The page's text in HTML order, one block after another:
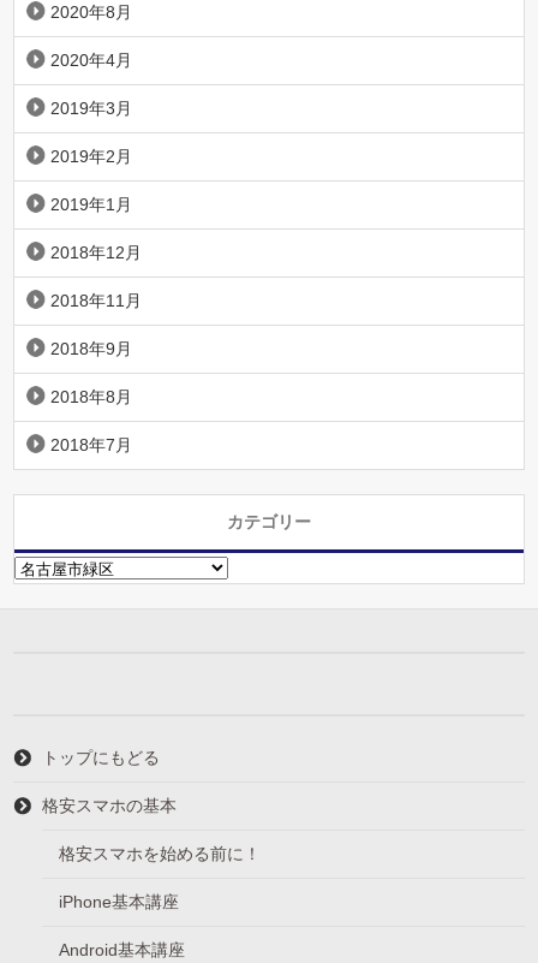
2020年8月
2020年4月
2019年3月
2019年2月
2019年1月
2018年12月
2018年11月
2018年9月
2018年8月
2018年7月
カテゴリー
カ
トップにもどる
格安スマホの基本
格安スマホを始める前に！
iPhone基本講座
Android基本講座